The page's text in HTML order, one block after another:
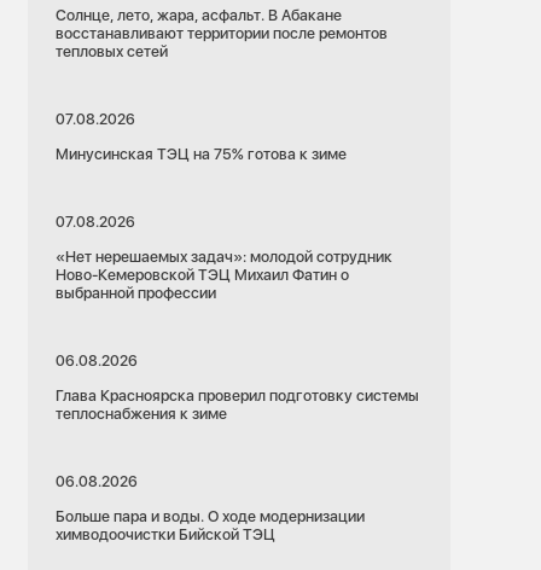
Солнце, лето, жара, асфальт. В Абакане
восстанавливают территории после ремонтов
тепловых сетей
07.08.2026
Минусинская ТЭЦ на 75% готова к зиме
07.08.2026
«Нет нерешаемых задач»: молодой сотрудник
Ново-Кемеровской ТЭЦ Михаил Фатин о
выбранной профессии
06.08.2026
Глава Красноярска проверил подготовку системы
теплоснабжения к зиме
06.08.2026
Больше пара и воды. О ходе модернизации
химводоочистки Бийской ТЭЦ